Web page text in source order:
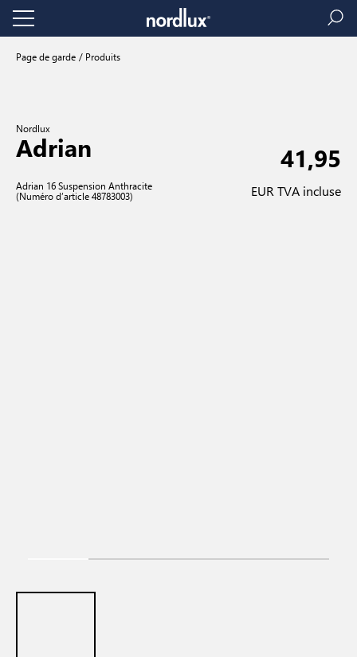
Page de garde Produits
Nordlux
Adrian
Adrian 16 Suspension Anthracite
(Numéro d’article 48783003)
41,95
EUR TVA incluse